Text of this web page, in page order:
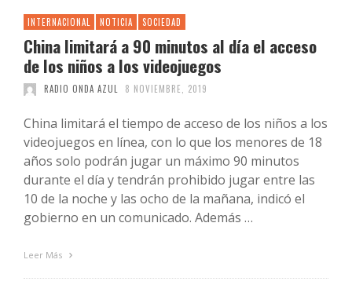
INTERNACIONAL NOTICIA SOCIEDAD
China limitará a 90 minutos al día el acceso
de los niños a los videojuegos
RADIO ONDA AZUL 8 NOVIEMBRE, 2019
China limitará el tiempo de acceso de los niños a los
videojuegos en línea, con lo que los menores de 18
años solo podrán jugar un máximo 90 minutos
durante el día y tendrán prohibido jugar entre las
10 de la noche y las ocho de la mañana, indicó el
gobierno en un comunicado. Además …
Leer Más